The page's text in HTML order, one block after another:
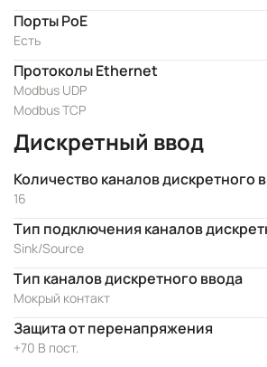
Порты PoE
Есть
Протоколы Ethernet
Modbus UDP
Modbus TCP
Дискретный ввод
Количество каналов дискретного
16
Тип подключения каналов
Sink/Source
Тип каналов дискретного ввода
Мокрый контакт
Защита от перенапряжения
+70 В пост.